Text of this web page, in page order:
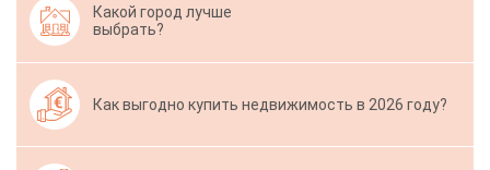
Какой город лучше
выбрать?
Как выгодно купить недвижимость в 2026 году?